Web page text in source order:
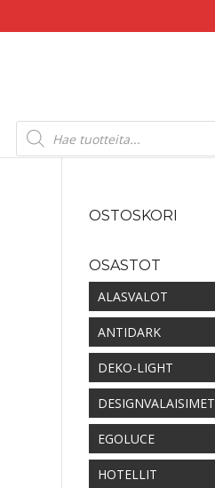
Products
search
OSTOSKORI
OSASTOT
ALASVALOT
ANTIDARK
DEKO-LIGHT
DESIGNVALAISIMET
EGOLUCE
HOTELLIT